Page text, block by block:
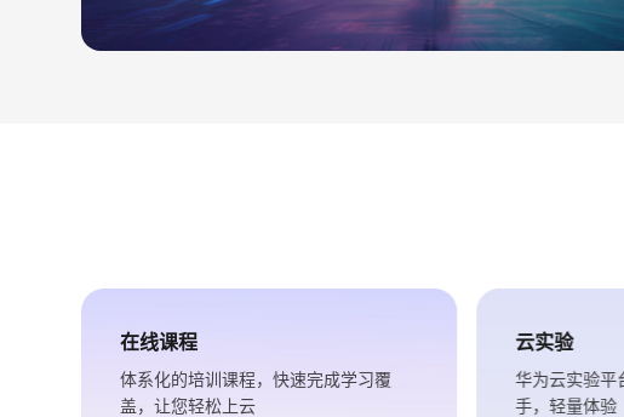
在线课程
体系化的培训课程，快速完成学习覆
盖，让您轻松上云
云实验
华为云实验平
手，轻量体验